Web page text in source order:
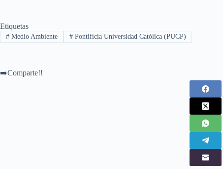
Etiquetas
#Medio Ambiente #Pontificia Universidad Católica (PUCP)
➡️Comparte!!